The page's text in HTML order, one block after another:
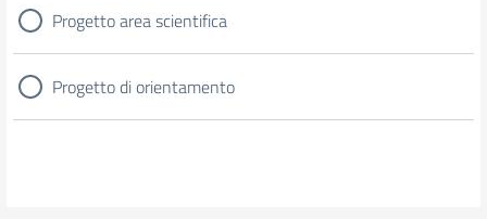
Progetto area scientifica
Progetto di orientamento